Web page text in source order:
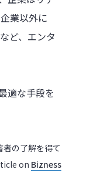
業以外に
ど、エンタ
適な手段を
者の了解を得て
on Bizness